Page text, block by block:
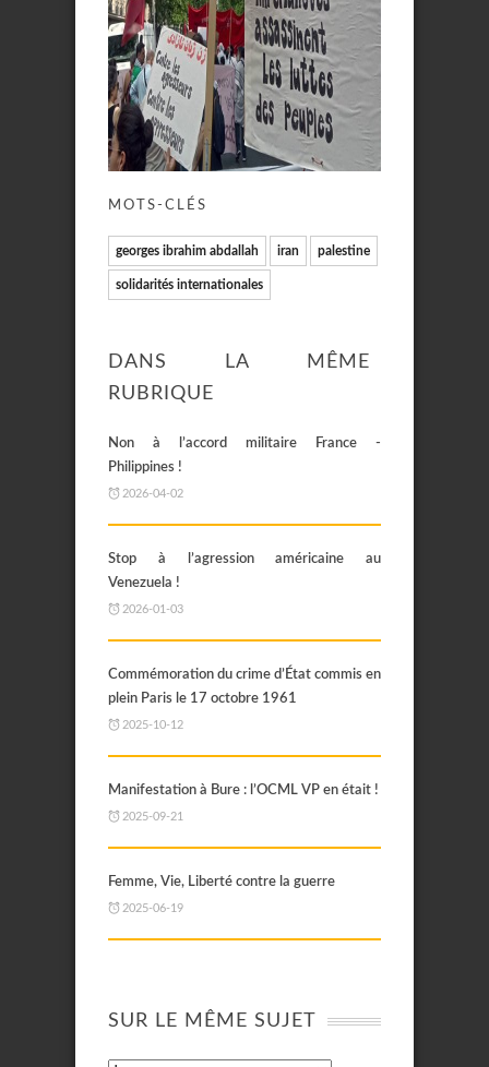
MOTS-CLÉS
georges ibrahim abdallah iran palestine
solidarités internationales
DANS LA MÊME
RUBRIQUE
Non à l’accord militaire France -
Philippines !
2026-04-02
Stop à l’agression américaine au
Venezuela !
2026-01-03
Commémoration du crime d’État commis en
plein Paris le 17 octobre 1961
2025-10-12
Manifestation à Bure : l’OCML VP en était !
2025-09-21
Femme, Vie, Liberté contre la guerre
2025-06-19
SUR LE MÊME SUJET